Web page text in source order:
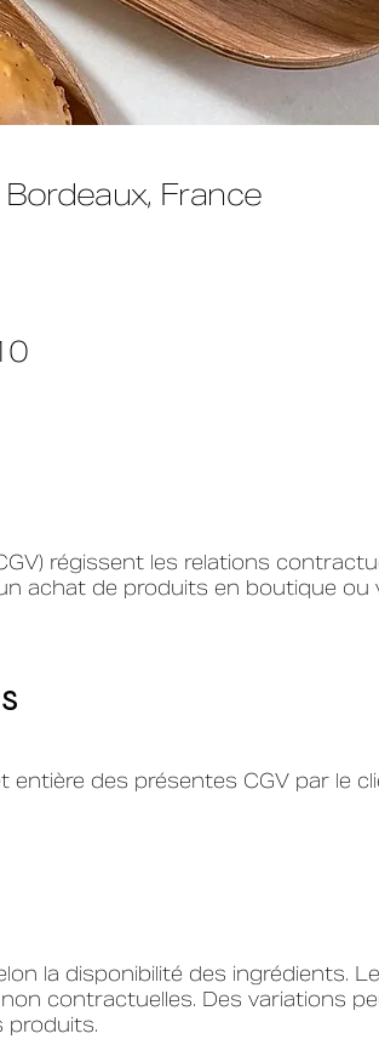
France
régissent les relations
achat de produits en boutique ou
des présentes CGV par le
la disponibilité des ingrédients.
contractuelles. Des variations
produits.